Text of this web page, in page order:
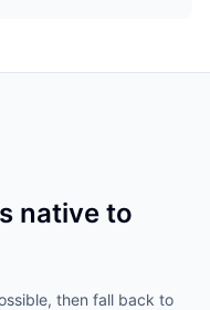
native to
then fall back to